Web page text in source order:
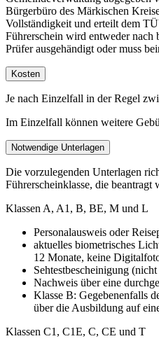
Bürgerbüro des Märkischen
Vollständigkeit und erteilt dem
Führerschein wird entweder nach
Prüfer ausgehändigt oder muss
Kosten
Je nach Einzelfall in der Regel
Im Einzelfall können weitere
Notwendige Unterlagen
Die vorzulegenden Unterlagen
Führerscheinklasse, die beantragt
Klassen A, A1, B, BE, M und L
Personalausweis oder
aktuelles biometrisches
12 Monate, keine
Sehtestbescheinigung
Nachweis über eine
Klasse B: Gegebenenfalls
über die Ausbildung auf
Klassen C1, C1E, C, CE und T